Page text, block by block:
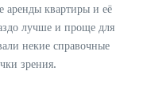
аренды квартиры и её
лучше и проще для
некие справочные
зрения.